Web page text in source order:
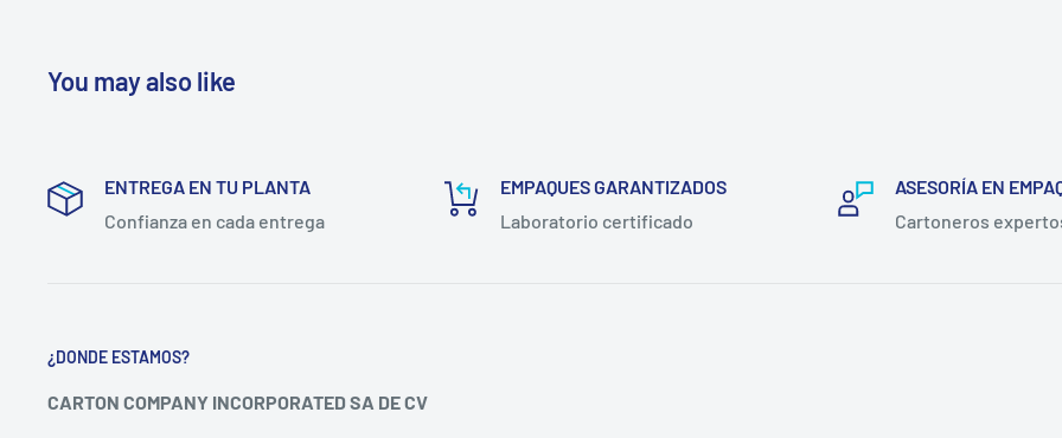
You may also like
ENTREGA EN TU PLANTA
Confianza en cada entrega
EMPAQUES GARANTIZADOS
Laboratorio certificado
ASESORÍA EN
Cartoneros
¿DONDE ESTAMOS?
CARTON COMPANY INCORPORATED SA DE CV